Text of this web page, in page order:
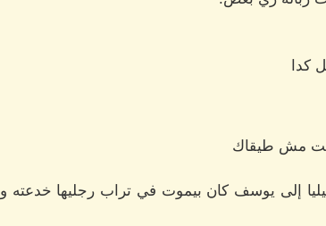
كدا
مش طيقاك
إلى يوسف كان بيموت في تراب رجليها خدعته و